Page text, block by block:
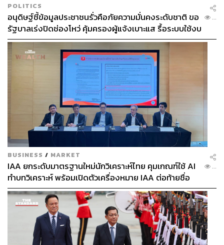
POLITICS
อนุดิษฐ์ชี้ข้อมูลประชาชนรั่วคือภัยความมั่นคงระดับชาติ ขอ
รัฐบาลเร่งปิดช่องโหว่ คุ้มครองผู้แจ้งเบาะแส รื้อระบบใช้งบ
ไซเบอร์
...
BUSINESS / MARKET
IAA ยกระดับมาตรฐานใหม่นักวิเคราะห์ไทย คุมเกณฑ์ใช้ AI
ทำบทวิเคราะห์ พร้อมเปิดตัวเครื่องหมาย IAA ต่อท้ายชื่อ
...